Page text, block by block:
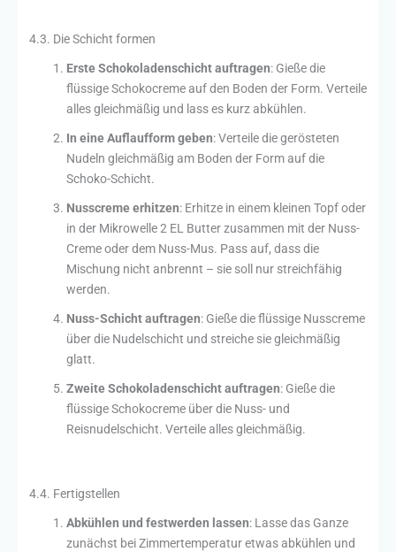
4.3. Die Schicht formen
Erste Schokoladenschicht auftragen: Gieße die
flüssige Schokocreme auf den Boden der Form. Verteile
alles gleichmäßig und lass es kurz abkühlen.
In eine Auflaufform geben: Verteile die gerösteten
Nudeln gleichmäßig am Boden der Form auf die
Schoko-Schicht.
Nusscreme erhitzen: Erhitze in einem kleinen Topf oder
in der Mikrowelle 2 EL Butter zusammen mit der Nuss-
Creme oder dem Nuss-Mus. Pass auf, dass die
Mischung nicht anbrennt – sie soll nur streichfähig
werden.
Nuss-Schicht auftragen: Gieße die flüssige Nusscreme
über die Nudelschicht und streiche sie gleichmäßig
glatt.
Zweite Schokoladenschicht auftragen: Gieße die
flüssige Schokocreme über die Nuss- und
Reisnudelschicht. Verteile alles gleichmäßig.
4.4. Fertigstellen
Abkühlen und festwerden lassen: Lasse das Ganze
zunächst bei Zimmertemperatur etwas abkühlen und